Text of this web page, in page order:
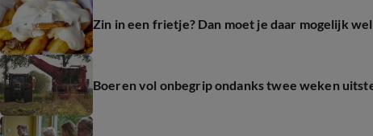
Zin in een frietje? Dan moet je daar mogelijk
Boeren vol onbegrip ondanks twee weken